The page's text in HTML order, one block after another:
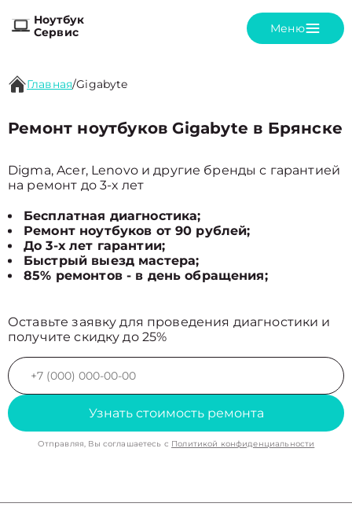
Ноутбук
Сервис
Меню
Главная/Gigabyte
Ремонт ноутбуков Gigabyte в Брянске
Digma, Acer, Lenovo и другие бренды с гарантией
на ремонт до 3-х лет
Бесплатная диагностика;
Ремонт ноутбуков от 90 рублей;
До 3-х лет гарантии;
Быстрый выезд мастера;
85% ремонтов - в день обращения;
Оставьте заявку для проведения диагностики и
получите скидку до 25%
Узнать стоимость ремонта
Отправляя, Вы соглашаетесь с Политикой конфиденциальности